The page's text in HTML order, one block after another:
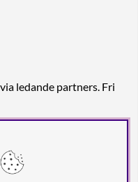
ledande partners. Fri